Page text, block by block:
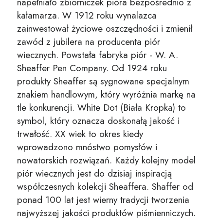
kałamarza. W 1912 roku wynalazca
zainwestował życiowe oszczędności i zmienił
zawód z jubilera na producenta piór
wiecznych. Powstała fabryka piór - W. A.
Sheaffer Pen Company. Od 1924 roku
produkty Sheaffer są sygnowane specjalnym
znakiem handlowym, który wyróżnia markę na
tle konkurencji. White Dot (Biała Kropka) to
symbol, który oznacza doskonałą jakość i
trwałość. XX wiek to okres kiedy
wprowadzono mnóstwo pomysłów i
nowatorskich rozwiązań. Każdy kolejny model
piór wiecznych jest do dzisiaj inspiracją
współczesnych kolekcji Sheaffera. Shaffer od
ponad 100 lat jest wierny tradycji tworzenia
najwyższej jakości produktów piśmienniczych.